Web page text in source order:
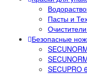
Пасты и
Безопасные
SECUPRO